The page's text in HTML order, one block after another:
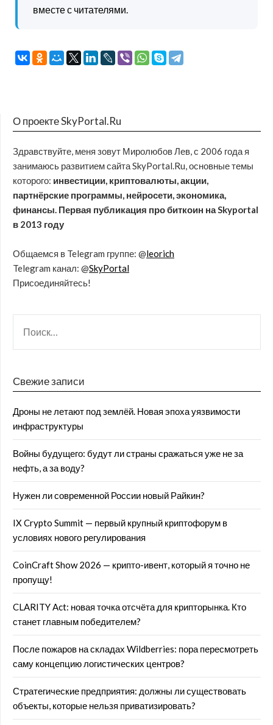
вместе с читателями.
О проекте SkyPortal.Ru
Здравствуйте, меня зовут Миролюбов Лев, с 2006 года я
занимаюсь развитием сайта SkyPortal.Ru, основные темы
которого: инвестиции, криптовалюты, акции,
партнёрские программы, нейросети, экономика,
финансы. Первая публикация про биткоин на Skyportal
в 2013 году
Общаемся в Telegram группе: @leorich
Telegram канал: @SkyPortal
Присоединяйтесь!
Свежие записи
Дроны не летают под землёй. Новая эпоха уязвимости
инфраструктуры
Войны будущего: будут ли страны сражаться уже не за
нефть, а за воду?
Нужен ли современной России новый Райкин?
IX Crypto Summit — первый крупный криптофорум в
условиях нового регулирования
CoinCraft Show 2026 — крипто-ивент, который я точно не
пропущу!
CLARITY Act: новая точка отсчёта для крипторынка. Кто
станет главным победителем?
После пожаров на складах Wildberries: пора пересмотреть
саму концепцию логистических центров?
Стратегические предприятия: должны ли существовать
объекты, которые нельзя приватизировать?